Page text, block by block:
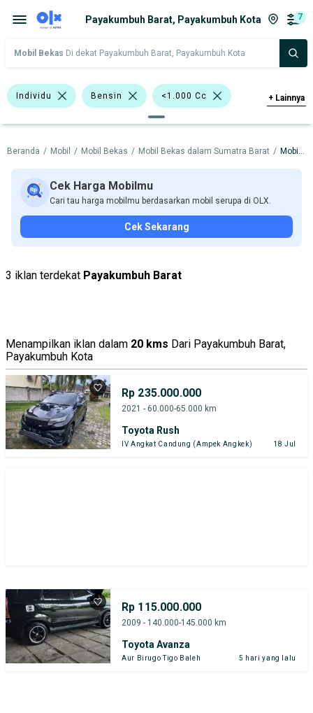
Payakumbuh Barat, Payakumbuh Kota 7
Mobil Bekas Di dekat Payakumbuh Barat, Payakumbuh Kota
Individu Bensin <1.000 Cc
>1.000 - 1.500 Cc Hitam Merah
Lainnya SUV Minibus
Suzuki Ertiga Toyota Avanza
Harga Merek Dan Model
+ Lainnya
Beranda / Mobil / Mobil Bekas / Mobil Bekas dalam Sumatra Barat / Mobil Bekas dalam Payakumbuh Kota
Cek Harga Mobilmu
Cari tau harga mobilmu berdasarkan mobil serupa di OLX.
Cek Sekarang
3 iklan terdekat Payakumbuh Barat
Menampilkan iklan dalam 20 kms Dari Payakumbuh Barat,
Payakumbuh Kota
Rp 235.000.000
2021 - 60.000-65.000 km
Toyota Rush
IV Angkat Candung (Ampek Angkek) 18 Jul
Rp 115.000.000
2009 - 140.000-145.000 km
Toyota Avanza
Aur Birugo Tigo Baleh 5 hari yang lalu